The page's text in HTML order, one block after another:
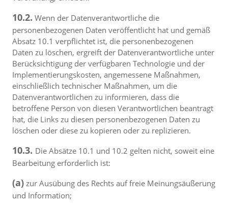
10.2. Wenn der Datenverantwortliche die
personenbezogenen Daten veröffentlicht hat und gemäß
Absatz 10.1 verpflichtet ist, die personenbezogenen
Daten zu löschen, ergreift der Datenverantwortliche unter
Berücksichtigung der verfügbaren Technologie und der
Implementierungskosten, angemessene Maßnahmen,
einschließlich technischer Maßnahmen, um die
Datenverantwortlichen zu informieren, dass die
betroffene Person von diesen Verantwortlichen beantragt
hat, die Links zu diesen personenbezogenen Daten zu
löschen oder diese zu kopieren oder zu replizieren.
10.3. Die Absätze 10.1 und 10.2 gelten nicht, soweit eine
Bearbeitung erforderlich ist:
(a) zur Ausübung des Rechts auf freie Meinungsäußerung
und Information;